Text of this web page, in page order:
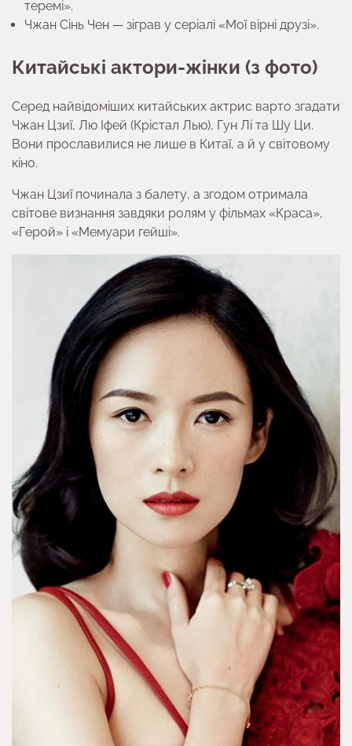
теремі».
Чжан Сінь Чен — зіграв у серіалі «Мої вірні друзі».
Китайські актори-жінки (з фото)
Серед найвідоміших китайських актрис варто згадати
Чжан Цзиї, Лю Іфей (Крістал Лью), Гун Лі та Шу Ци.
Вони прославилися не лише в Китаї, а й у світовому
кіно.
Чжан Цзиї починала з балету, а згодом отримала
світове визнання завдяки ролям у фільмах «Краса»,
«Герой» і «Мемуари гейші».